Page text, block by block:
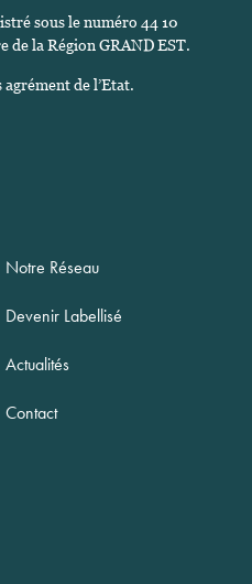
sous le numéro 44 10
de la Région GRAND EST.
de l’Etat.
Notre Réseau
Devenir Labellisé
Actualités
Contact